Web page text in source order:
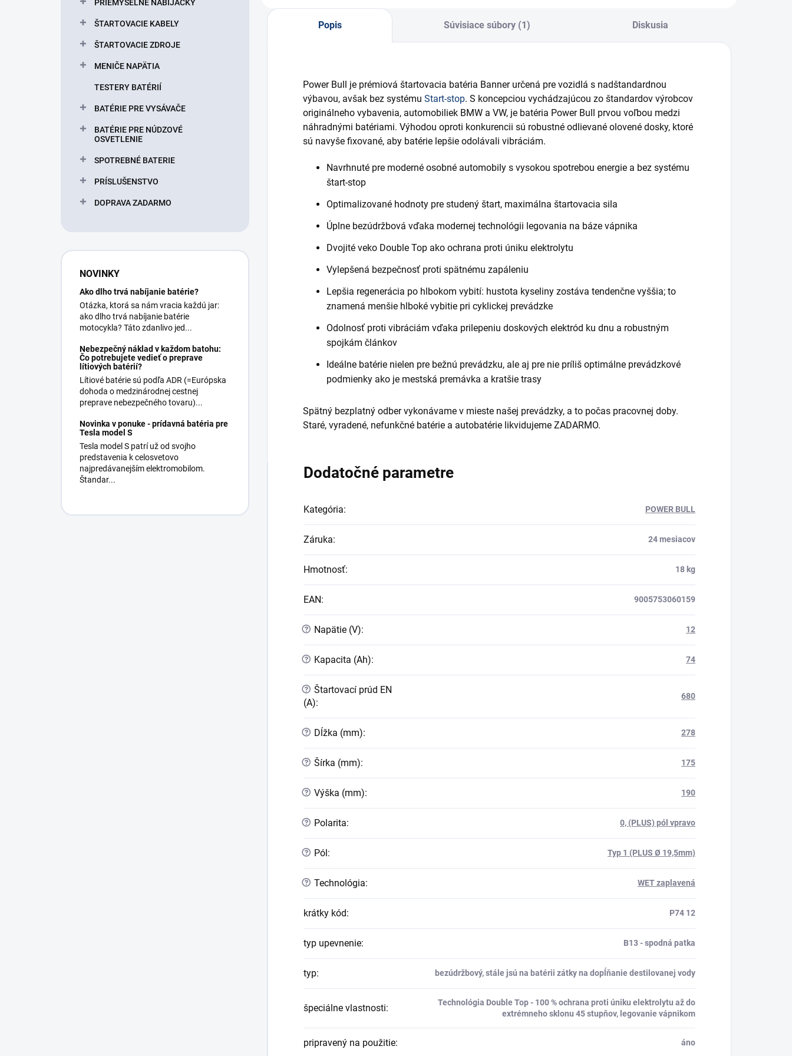
PRIEMYSELNÉ NABÍJAČKY
ŠTARTOVACIE KABELY
ŠTARTOVACIE ZDROJE
MENIČE NAPÄTIA
TESTERY BATÉRIÍ
BATÉRIE PRE VYSÁVAČE
BATÉRIE PRE NÚDZOVÉ
OSVETLENIE
SPOTREBNÉ BATERIE
PRÍSLUŠENSTVO
DOPRAVA ZADARMO
NOVINKY
Ako dlho trvá nabíjanie batérie?
Otázka, ktorá sa nám vracia každú jar:
ako dlho trvá nabíjanie batérie
motocykla? Táto zdanlivo jed...
Nebezpečný náklad v každom batohu:
Čo potrebujete vedieť o preprave
lítiových batérií?
Lítiové batérie sú podľa ADR (=Európska
dohoda o medzinárodnej cestnej
preprave nebezpečného tovaru)...
Novinka v ponuke - prídavná batéria pre
Tesla model S
Tesla model S patrí už od svojho
predstavenia k celosvetovo
najpredávanejším elektromobilom.
Štandar...
Popis Súvisiace súbory (1) Diskusia
Power Bull je prémiová štartovacia batéria Banner určená pre vozidlá s nadštandardnou
výbavou, avšak bez systému Start-stop. S koncepciou vychádzajúcou zo štandardov výrobcov
originálneho vybavenia, automobiliek BMW a VW, je batéria Power Bull prvou voľbou medzi
náhradnými batériami. Výhodou oproti konkurencii sú robustné odlievané olovené dosky, ktoré
sú navyše fixované, aby batérie lepšie odolávali vibráciám.
Navrhnuté pre moderné osobné automobily s vysokou spotrebou energie a bez systému
štart-stop
Optimalizované hodnoty pre studený štart, maximálna štartovacia sila
Úplne bezúdržbová vďaka modernej technológii legovania na báze vápnika
Dvojité veko Double Top ako ochrana proti úniku elektrolytu
Vylepšená bezpečnosť proti spätnému zapáleniu
Lepšia regenerácia po hlbokom vybití: hustota kyseliny zostáva tendenčne vyššia; to
znamená menšie hlboké vybitie pri cyklickej prevádzke
Odolnosť proti vibráciám vďaka prilepeniu doskových elektród ku dnu a robustným
spojkám článkov
Ideálne batérie nielen pre bežnú prevádzku, ale aj pre nie príliš optimálne prevádzkové
podmienky ako je mestská premávka a kratšie trasy
Spätný bezplatný odber vykonávame v mieste našej prevádzky, a to počas pracovnej doby.
Staré, vyradené, nefunkčné batérie a autobatérie likvidujeme ZADARMO.
Dodatočné parametre
Kategória: POWER BULL
Záruka: 24 mesiacov
Hmotnosť: 18 kg
EAN: 9005753060159
? Napätie (V): 12
? Kapacita (Ah): 74
? Štartovací prúd EN
(A):
680
? Dĺžka (mm): 278
? Šírka (mm): 175
? Výška (mm): 190
? Polarita: 0, (PLUS) pól vpravo
? Pól: Typ 1 (PLUS Ø 19,5mm)
? Technológia: WET zaplavená
krátky kód: P74 12
typ upevnenie: B13 - spodná patka
typ: bezúdržbový, stále jsú na batérii zátky na dopĺňanie destilovanej vody
špeciálne vlastnosti:
Technológia Double Top - 100 % ochrana proti úniku elektrolytu až do
extrémneho sklonu 45 stupňov, legovanie vápnikom
pripravený na použitie: áno